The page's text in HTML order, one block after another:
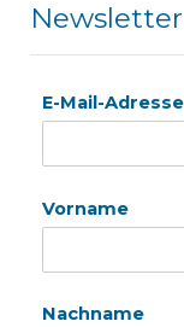
Newsletter
E-Mail-Adresse
Vorname
Nachname